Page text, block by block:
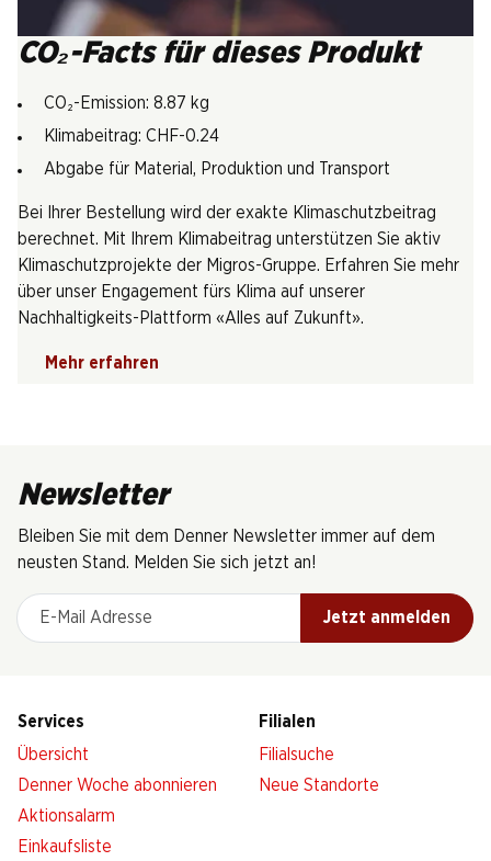
CO₂-Facts für dieses Produkt
CO₂-Emission: 8.87 kg
Klimabeitrag: CHF-0.24
Abgabe für Material, Produktion und Transport
Bei Ihrer Bestellung wird der exakte Klimaschutzbeitrag
berechnet. Mit Ihrem Klimabeitrag unterstützen Sie aktiv
Klimaschutzprojekte der Migros-Gruppe. Erfahren Sie mehr
über unser Engagement fürs Klima auf unserer
Nachhaltigkeits-Plattform «Alles auf Zukunft».
Mehr erfahren
Newsletter
Bleiben Sie mit dem Denner Newsletter immer auf dem
neusten Stand. Melden Sie sich jetzt an!
E-Mail Adresse
Jetzt anmelden
Services
Übersicht
Denner Woche abonnieren
Aktionsalarm
Einkaufsliste
Filialen
Filialsuche
Neue Standorte